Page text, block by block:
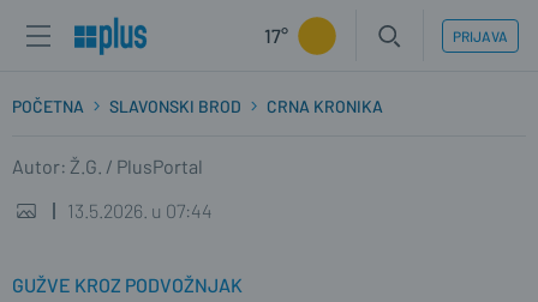
17° PRIJAVA
POČETNA SLAVONSKI BROD CRNA KRONIKA
Autor: Ž.G. / PlusPortal
13.5.2026. u 07:44
GUŽVE KROZ PODVOŽNJAK